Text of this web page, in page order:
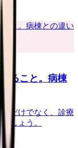
ること。病棟
だけでなく、診療
しょう。